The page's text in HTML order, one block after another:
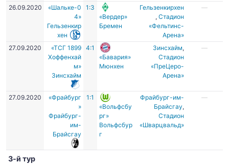
26.09.2020
«Шальке-0
4»
Гельзенкир
хен
1:3
«Вердер»
Бремен
Гельзенкирхен
,Стадион
«Фельтинс-
Арена»
—
27.09.2020
«ТСГ 1899
Хоффенхай
м»
Зинсхайм
4:1
«Бавария»
Мюнхен
Зинсхайм,
Стадион
«ПреЦеро-
Арена»
—
27.09.2020
«Фрайбург
»
Фрайбург-
им-
Брайсгау
1:1
«Вольфсбу
рг»
Вольфсбур
г
Фрайбург-им-
Брайсгау,
Стадион
«Шварцвальд»
—
3-й тур